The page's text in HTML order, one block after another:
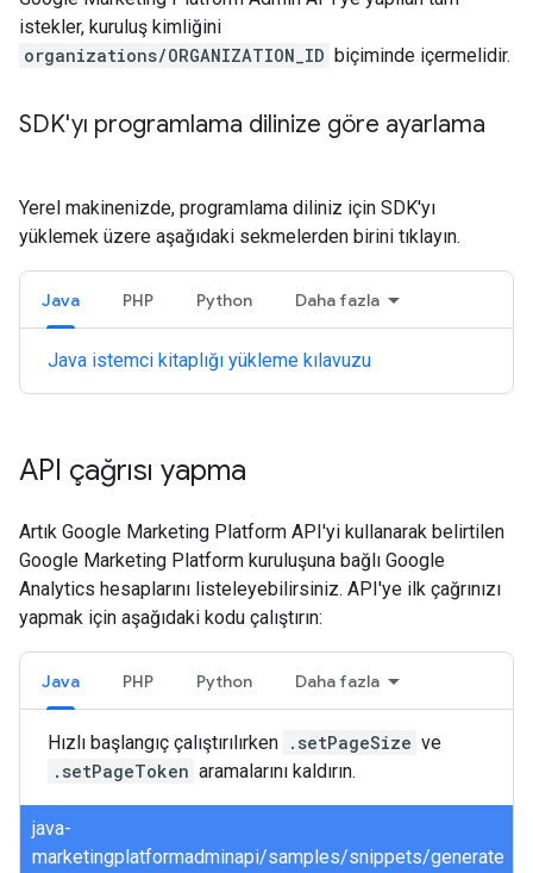
istekler, kuruluş kimliğini
organizations/ORGANIZATION_ID biçiminde içermelidir.
SDK'yı programlama dilinize göre ayarlama
Yerel makinenizde, programlama diliniz için SDK'yı
yüklemek üzere aşağıdaki sekmelerden birini tıklayın.
Java PHP Python Daha fazla
Java istemci kitaplığı yükleme kılavuzu
API çağrısı yapma
Artık Google Marketing Platform API'yi kullanarak belirtilen
Google Marketing Platform kuruluşuna bağlı Google
Analytics hesaplarını listeleyebilirsiniz. API'ye ilk çağrınızı
yapmak için aşağıdaki kodu çalıştırın:
Java PHP Python Daha fazla
Hızlı başlangıç çalıştırılırken .setPageSize ve
.setPageToken aramalarını kaldırın.
java-
marketingplatformadminapi/samples/snippets/generate